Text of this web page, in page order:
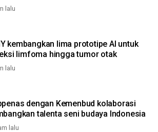
lalu
kembangkan lima prototipe AI untuk
limfoma hingga tumor otak
lalu
dengan Kemenbud kolaborasi
talenta seni budaya Indonesia
lalu